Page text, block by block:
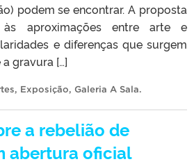
podem se encontrar. A proposta
aproximações entre arte e
e diferenças que surgem
gravura […]
, Exposição, Galeria A Sala.
a rebelião de
abertura oficial